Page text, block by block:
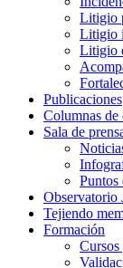
Litigio
Litigio
Litigio
Publicaciones
Columnas de
Sala de
Puntos
Observatorio
Tejiendo
Formación